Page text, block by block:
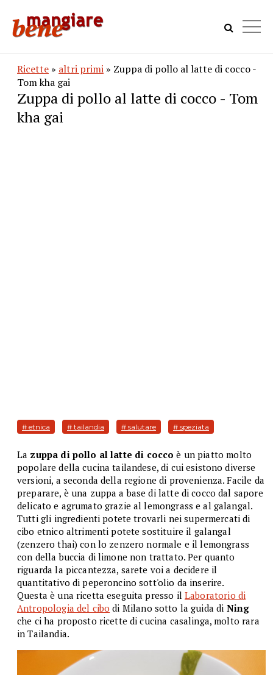
Ricette » altri primi » Zuppa di pollo al latte di cocco -
Tom kha gai
Zuppa di pollo al latte di cocco - Tom
kha gai
# etnica # tailandia # salutare # speziata
La zuppa di pollo al latte di coccoè un piatto molto
popolare della cucina tailandese, di cui esistono diverse
versioni, a seconda della regione di provenienza. Facile da
preparare, è una zuppa a base di latte di cocco dal sapore
delicato e agrumato grazie al lemongrass e al galangal.
Tutti gli ingredienti potete trovarli nei supermercati di
cibo etnico altrimenti potete sostituire il galangal
(zenzero thai) con lo zenzero normale e il lemongrass
con della buccia di limone non trattato. Per quanto
riguarda la piccantezza, sarete voi a decidere il
quantitativo di peperoncino sott'olio da inserire.
Questa è una ricetta eseguita presso il Laboratorio di
Antropologia del cibo di Milano sotto la guida di Ning
che ci ha proposto ricette di cucina casalinga, molto rara
in Tailandia.